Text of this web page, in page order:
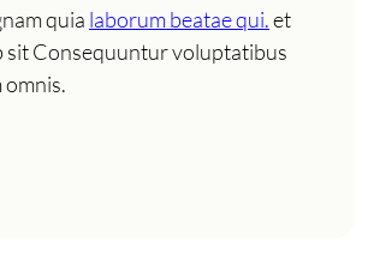
quia laborum beatae qui.et
sit Consequuntur voluptatibus